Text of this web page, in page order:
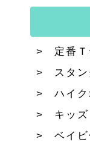
定番
スタ
ハイ
キッ
ベイ